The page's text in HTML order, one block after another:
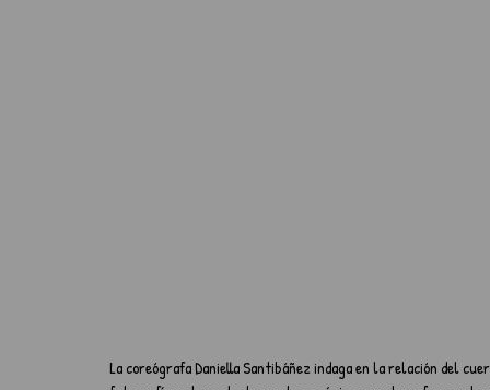
La coreógrafa Daniella Santibáñez indaga en la relación del